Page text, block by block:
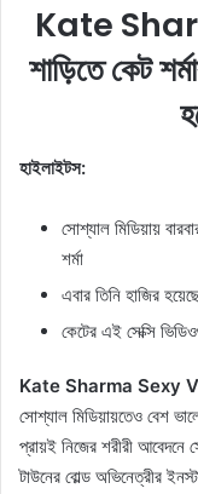
Kate
শাড়িতে কেট
হাইলাইটস:
সোশ্যাল মিডিয়ায়
শর্মা
এবার তিনি হাজির
কেটের এই সেক্সি
Kate Sharma Sexy
সোশ্যাল মিডিয়ায়তেও বেশ
প্রায়ই নিজের শরীরী আবেদনে
টাউনের বোল্ড অভিনেত্রীর